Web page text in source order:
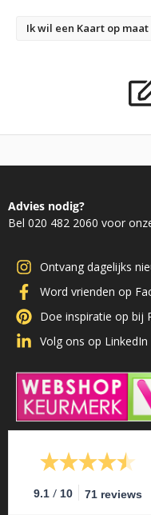
Ik wil een Kaart op maat
Advies nodig?
Bel 020 482 2060 voor
Ontvang dagelijks
Word vrienden op
Doe inspiratie op bij
Volg ons op LinkedIn
9.1 / 10 71 reviews